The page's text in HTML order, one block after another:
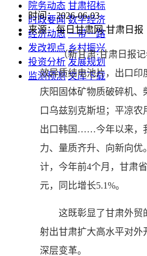
院务动态 甘肃招标
时政要闻 数字经济
经济动态 一带一路
发改视点 乡村振兴
投资分析 发展规划
监测预测 文库下载
时间：2026-06-03
来源：每日甘肃网-甘肃日报
（新甘肃·甘肃日报
效异质结电池片，出口印
庆阳固体矿物质破碎机、
口乌兹别克斯坦；平凉农
出口韩国……今年以来，
力、量质齐升、向新向优
计，今年前4个月，甘肃
元，同比增长5.1%。
这既彰显了甘肃外贸
射出甘肃扩大高水平对外
深层变革。